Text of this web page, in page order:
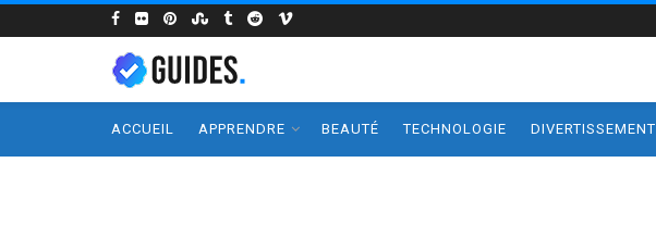
ACCUEIL APPRENDRE BEAUTÉ TECHNOLOGIE DIVERTISSEMENT